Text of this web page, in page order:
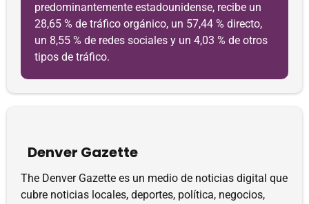
predominantemente estadounidense, recibe un
28,65 % de tráfico orgánico, un 57,44 % directo,
un 8,55 % de redes sociales y un 4,03 % de otros
tipos de tráfico.
Denver Gazette
The Denver Gazette es un medio de noticias digital que
cubre noticias locales, deportes, política, negocios,